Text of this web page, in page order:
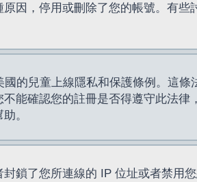
因，停用或刪除了您的帳號。有
國的兒童上線隱私和保護條例。這
能確認您的註冊是否得遵守此法
。
鎖了您所連線的 IP 位址或者禁用